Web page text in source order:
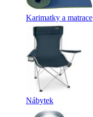
Karimatky a matrace
Nábytek